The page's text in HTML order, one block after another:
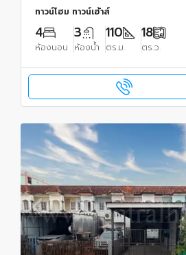
ทาวน์โฮม ทาวน์เฮ้าส์
4
ห้องนอน
3
ห้องน้ำ
110
ตร.ม.
18
ตร.ว.